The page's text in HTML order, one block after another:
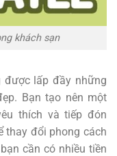
khách sạn
được lấp đầy những
Bạn tạo nên một
thích và tiếp đón
thay đổi phong cách
cần có nhiều tiền